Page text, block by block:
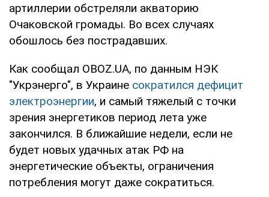
артиллерии обстреляли акваторию
Очаковской громады. Во всех случаях
обошлось без пострадавших.
Как сообщал OBOZ.UA, по данным НЭК
"Укрэнерго", в Украине сократился дефицит
электроэнергии, и самый тяжелый с точки
зрения энергетиков период лета уже
закончился. В ближайшие недели, если не
будет новых удачных атак РФ на
энергетические объекты, ограничения
потребления могут даже сократиться.